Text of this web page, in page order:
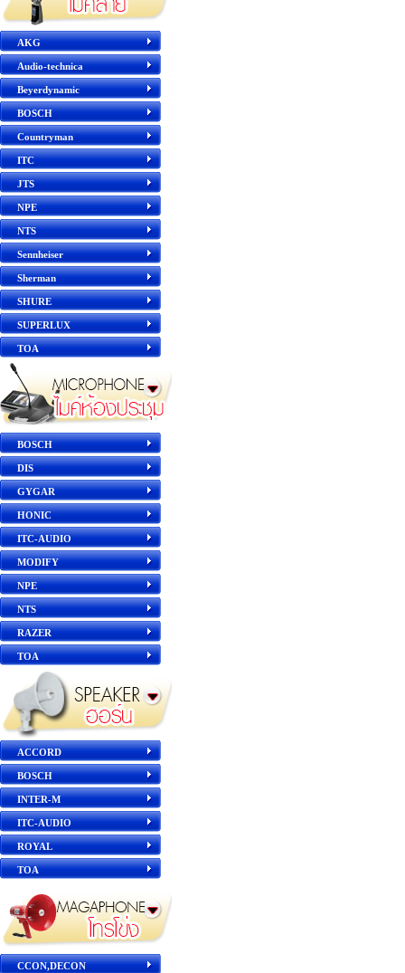
AKG
Audio-technica
Beyerdynamic
BOSCH
Countryman
ITC
JTS
NPE
NTS
Sennheiser
Sherman
SHURE
SUPERLUX
TOA
BOSCH
DIS
GYGAR
HONIC
ITC-AUDIO
MODIFY
NPE
NTS
RAZER
TOA
ACCORD
BOSCH
INTER-M
ITC-AUDIO
ROYAL
TOA
CCON,DECON